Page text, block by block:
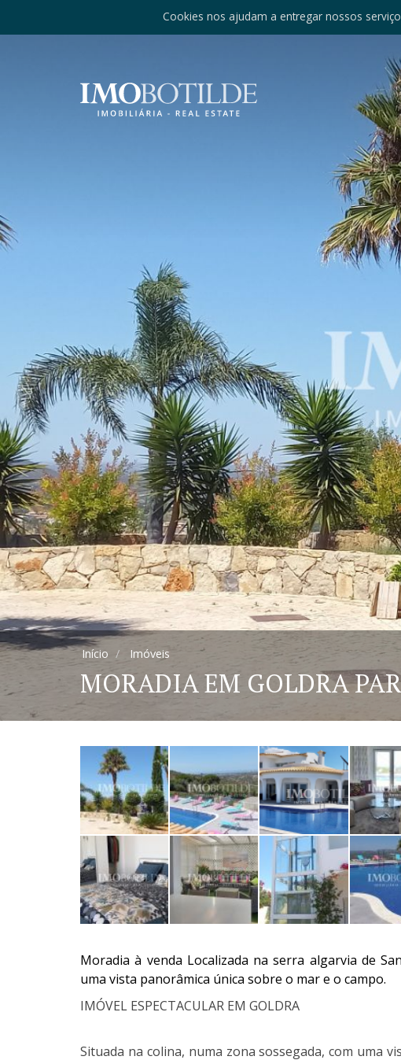
Cookies nos ajudam a entregar nossos
Início Imóveis
MORADIA EM GOLDRA
Moradia à venda Localizada na serra algarvia de
uma vista panorâmica única sobre o mar e o campo.
IMÓVEL ESPECTACULAR EM GOLDRA
Situada na colina, numa zona sossegada, com uma